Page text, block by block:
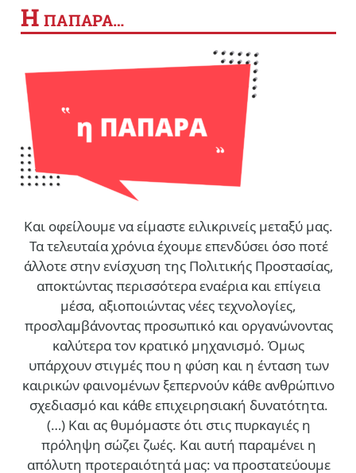
Η ΠΑΠΑΡΑ…
Και οφείλουμε να είμαστε ειλικρινείς μεταξύ μας.
Τα τελευταία χρόνια έχουμε επενδύσει όσο ποτέ
άλλοτε στην ενίσχυση της Πολιτικής Προστασίας,
αποκτώντας περισσότερα εναέρια και επίγεια
μέσα, αξιοποιώντας νέες τεχνολογίες,
προσλαμβάνοντας προσωπικό και οργανώνοντας
καλύτερα τον κρατικό μηχανισμό. Όμως
υπάρχουν στιγμές που η φύση και η ένταση των
καιρικών φαινομένων ξεπερνούν κάθε ανθρώπινο
σχεδιασμό και κάθε επιχειρησιακή δυνατότητα.
(…) Και ας θυμόμαστε ότι στις πυρκαγιές η
πρόληψη σώζει ζωές. Και αυτή παραμένει η
απόλυτη προτεραιότητά μας: να προστατεύουμε